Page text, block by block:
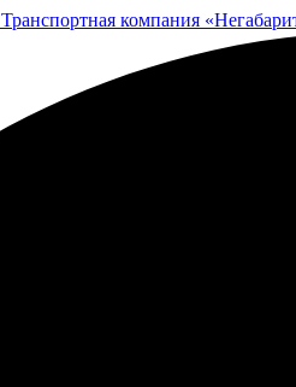
Транспортная компания